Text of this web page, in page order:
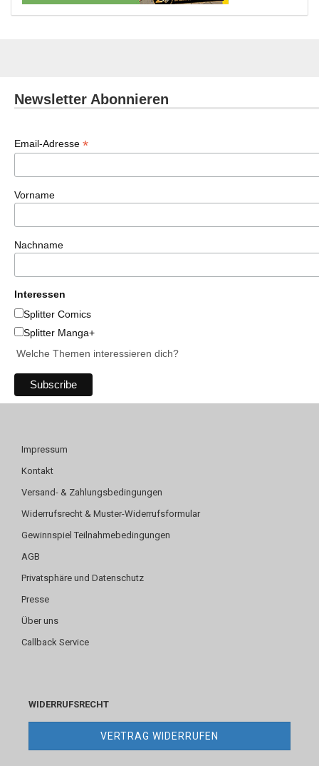
Newsletter Abonnieren
Email-Adresse *
Vorname
Nachname
Interessen
Splitter Comics
Splitter Manga+
Welche Themen interessieren dich?
Impressum
Kontakt
Versand- & Zahlungsbedingungen
Widerrufsrecht & Muster-Widerrufsformular
Gewinnspiel Teilnahmebedingungen
AGB
Privatsphäre und Datenschutz
Presse
Über uns
Callback Service
WIDERRUFSRECHT
VERTRAG WIDERRUFEN